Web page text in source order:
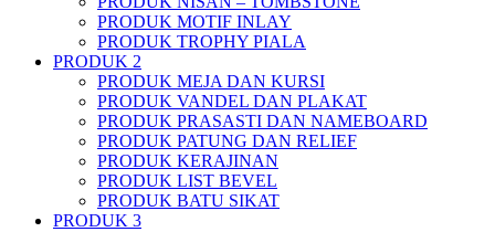
PRODUK MOTIF INLAY
PRODUK TROPHY PIALA
PRODUK 2
PRODUK MEJA DAN KURSI
PRODUK VANDEL DAN PLAKAT
PRODUK PRASASTI DAN NAMEBOARD
PRODUK PATUNG DAN RELIEF
PRODUK KERAJINAN
PRODUK LIST BEVEL
PRODUK BATU SIKAT
PRODUK 3